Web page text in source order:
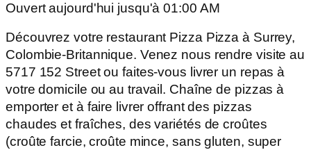
Ouvert aujourd'hui jusqu'à 01:00 AM
Découvrez votre restaurant Pizza Pizza à Surrey,
Colombie-Britannique. Venez nous rendre visite au
5717 152 Street ou faites-vous livrer un repas à
votre domicile ou au travail. Chaîne de pizzas à
emporter et à faire livrer offrant des pizzas
chaudes et fraîches, des variétés de croûtes
(croûte farcie, croûte mince, sans gluten, super